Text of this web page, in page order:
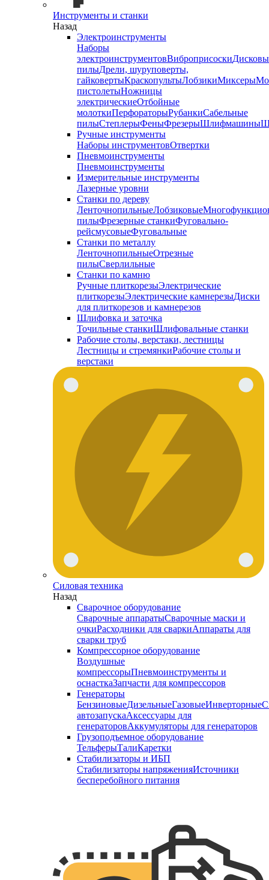
Инструменты и станки
Назад
Электроинструменты
Наборы
электроинструментовВиброприсоски
пилыДрели, шуруповерты,
гайковертыКраскопультыЛобзикиМиксеры
пистолетыНожницы
электрическиеОтбойные
молоткиПерфораторыРубанкиСабельные
пилыСтеплерыФеныФрезерыШлифмашины
Ручные инструменты
Наборы инструментовОтвертки
Пневмоинструменты
Пневмоинструменты
Измерительные инструменты
Лазерные уровни
Станки по дереву
ЛенточнопильныеЛобзиковые
пилыФрезерные станкиФуговально-
рейсмусовыеФуговальные
Станки по металлу
ЛенточнопильныеОтрезные
пилыСверлильные
Станки по камню
Ручные плиткорезыЭлектрические
плиткорезыЭлектрические камнерезыДиски
для плиткорезов и камнерезов
Шлифовка и заточка
Точильные станкиШлифовальные станки
Рабочие столы, верстаки, лестницы
Лестницы и стремянкиРабочие столы и
верстаки
Силовая техника
Назад
Сварочное оборудование
Сварочные аппаратыСварочные маски и
очкиРасходники для сваркиАппараты для
сварки труб
Компрессорное оборудование
Воздушные
компрессорыПневмоинструменты и
оснасткаЗапчасти для компрессоров
Генераторы
БензиновыеДизельныеГазовыеИнверторные
автозапускаАксессуары для
генераторовАккумуляторы для генераторов
Грузоподъемное оборудование
ТельферыТалиКаретки
Стабилизаторы и ИБП
Стабилизаторы напряженияИсточники
бесперебойного питания